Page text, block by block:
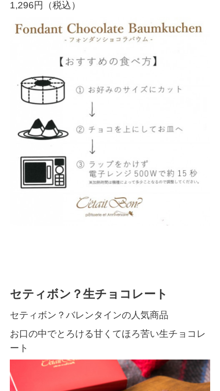
1,296円（税込）
セティボン？生チョコレート
セティボン？バレンタインの人気商品
お口の中でとろける甘くてほろ苦い生チョコレ
ート